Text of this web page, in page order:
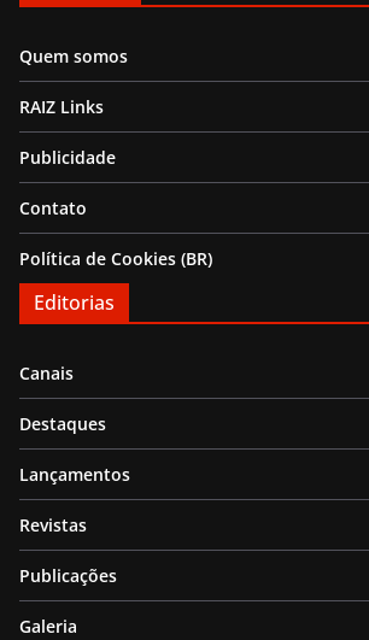
Quem somos
RAIZ Links
Publicidade
Contato
Política de Cookies (BR)
Editorias
Canais
Destaques
Lançamentos
Revistas
Publicações
Galeria